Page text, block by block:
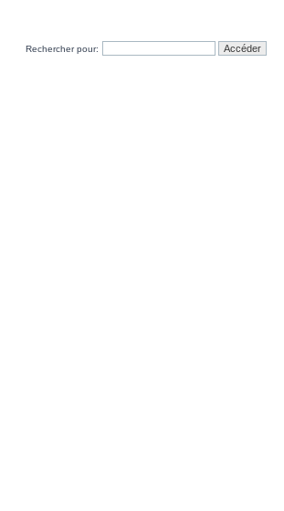
Rechercher pour: